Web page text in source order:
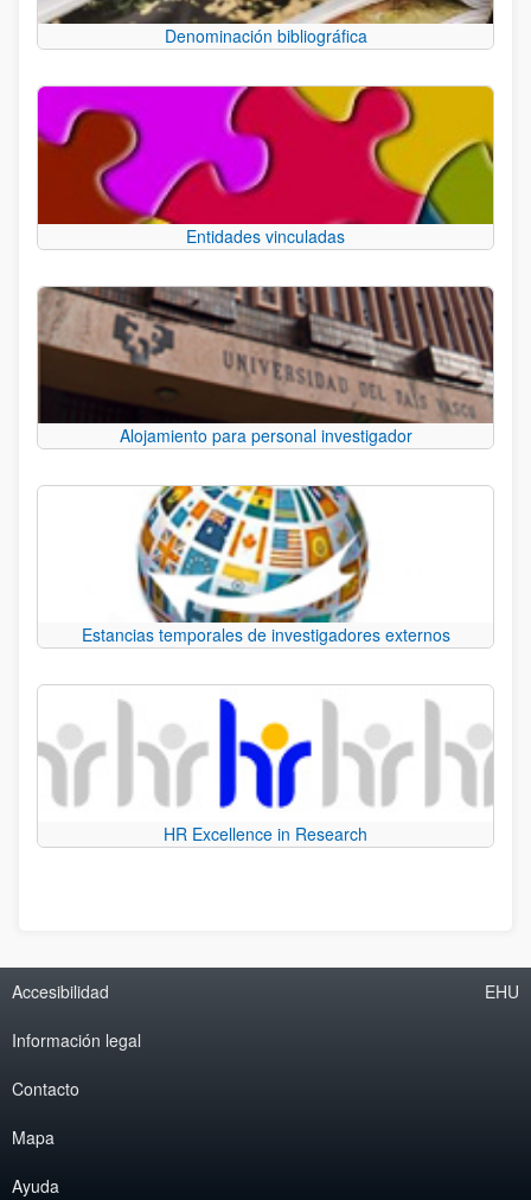
Denominación bibliográfica
Entidades vinculadas
Alojamiento para personal investigador
Estancias temporales de investigadores externos
HR Excellence in Research
Accesibilidad
Información legal
Contacto
Mapa
Ayuda
EHU